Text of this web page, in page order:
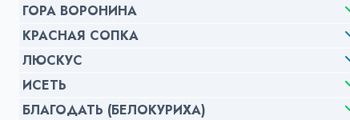
ГОРА ВОРОНИНА
КРАСНАЯ СОПКА
ЛЮСКУС
ИСЕТЬ
БЛАГОДАТЬ (БЕЛОКУРИХА)